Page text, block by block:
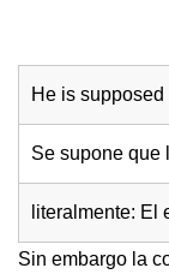
He is supposed
Se supone que
literalmente: El
Sin embargo la